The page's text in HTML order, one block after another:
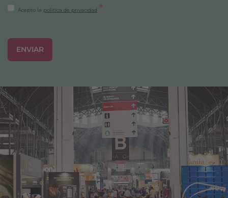
Acepto la política de privacidad *